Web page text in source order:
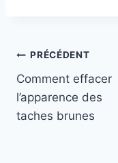
Navigation
de
l’article
PRÉCÉDENT
Comment effacer
l’apparence des
taches brunes